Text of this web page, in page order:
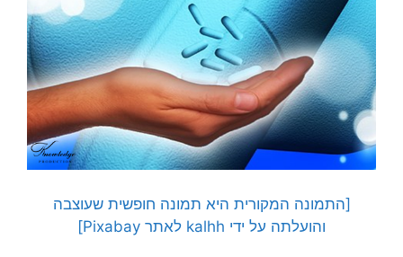
[התמונה המקורית היא תמונה חופשית שעוצבה
והועלתה על ידי kalhh לאתר Pixabay]